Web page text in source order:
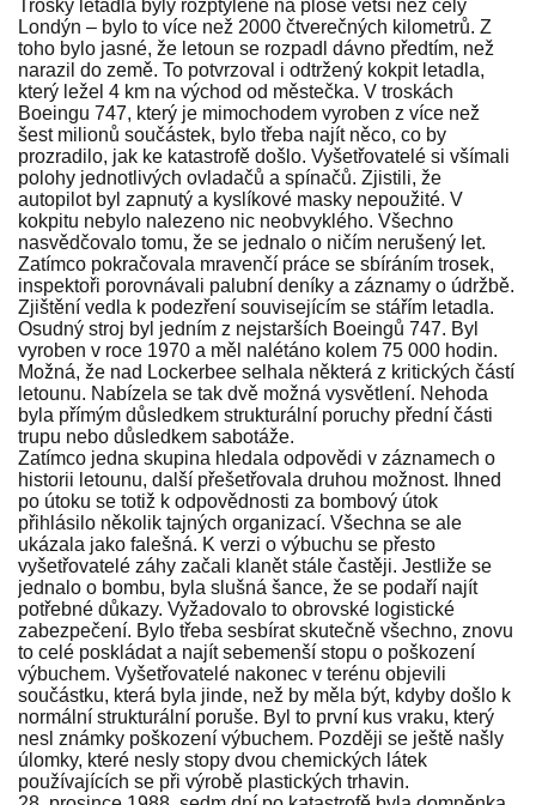
Trosky letadla byly rozptýlené na ploše větší než celý
Londýn – bylo to více než 2000 čtverečných kilometrů. Z
toho bylo jasné, že letoun se rozpadl dávno předtím, než
narazil do země. To potvrzoval i odtržený kokpit letadla,
který ležel 4 km na východ od městečka. V troskách
Boeingu 747, který je mimochodem vyroben z více než
šest milionů součástek, bylo třeba najít něco, co by
prozradilo, jak ke katastrofě došlo. Vyšetřovatelé si všímali
polohy jednotlivých ovladačů a spínačů. Zjistili, že
autopilot byl zapnutý a kyslíkové masky nepoužité. V
kokpitu nebylo nalezeno nic neobvyklého. Všechno
nasvědčovalo tomu, že se jednalo o ničím nerušený let.
Zatímco pokračovala mravenčí práce se sbíráním trosek,
inspektoři porovnávali palubní deníky a záznamy o údržbě.
Zjištění vedla k podezření souvisejícím se stářím letadla.
Osudný stroj byl jedním z nejstarších Boeingů 747. Byl
vyroben v roce 1970 a měl nalétáno kolem 75 000 hodin.
Možná, že nad Lockerbee selhala některá z kritických částí
letounu. Nabízela se tak dvě možná vysvětlení. Nehoda
byla přímým důsledkem strukturální poruchy přední části
trupu nebo důsledkem sabotáže.
Zatímco jedna skupina hledala odpovědi v záznamech o
historii letounu, další přešetřovala druhou možnost. Ihned
po útoku se totiž k odpovědnosti za bombový útok
přihlásilo několik tajných organizací. Všechna se ale
ukázala jako falešná. K verzi o výbuchu se přesto
vyšetřovatelé záhy začali klanět stále častěji. Jestliže se
jednalo o bombu, byla slušná šance, že se podaří najít
potřebné důkazy. Vyžadovalo to obrovské logistické
zabezpečení. Bylo třeba sesbírat skutečně všechno, znovu
to celé poskládat a najít sebemenší stopu o poškození
výbuchem. Vyšetřovatelé nakonec v terénu objevili
součástku, která byla jinde, než by měla být, kdyby došlo k
normální strukturální poruše. Byl to první kus vraku, který
nesl známky poškození výbuchem. Později se ještě našly
úlomky, které nesly stopy dvou chemických látek
používajících se při výrobě plastických trhavin.